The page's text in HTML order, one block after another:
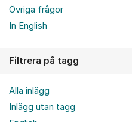
Övriga frågor
In English
Filtrera på tagg
Alla inlägg
Inlägg utan tagg